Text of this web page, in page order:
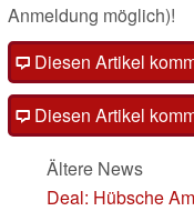
Anmeldung möglich)!
Diesen Artikel
Diesen Artikel
Ältere News
Deal: Hübsche